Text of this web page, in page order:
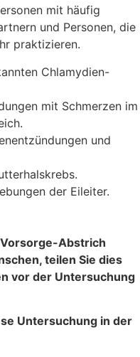
mit häufig
und Personen, die
praktizieren.
Chlamydien-
mit Schmerzen im
und
der Eileiter.
Abstrich
teilen Sie dies
vor der Untersuchung
Untersuchung in der